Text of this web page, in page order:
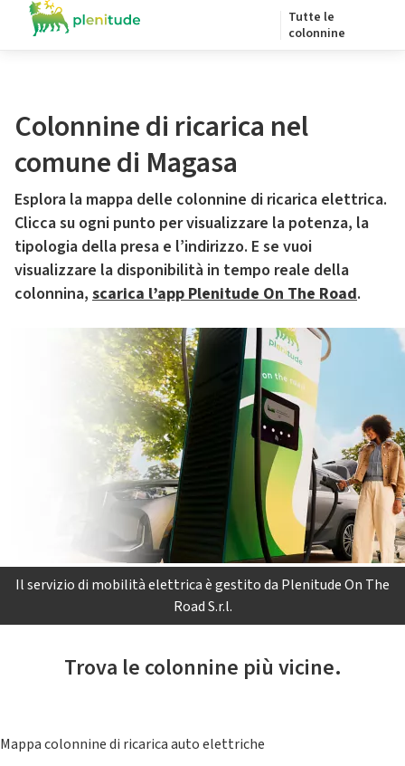
Tutte le
colonnine
Colonnine di ricarica nel
comune di Magasa
Esplora la mappa delle colonnine di ricarica elettrica.
Clicca su ogni punto per visualizzare la potenza, la
tipologia della presa e l’indirizzo. E se vuoi
visualizzare la disponibilità in tempo reale della
colonnina, scarica l’app Plenitude On The Road.
Il servizio di mobilità elettrica è gestito da Plenitude On The
Road S.r.l.
Trova le colonnine più vicine.
Mappa colonnine di ricarica auto elettriche